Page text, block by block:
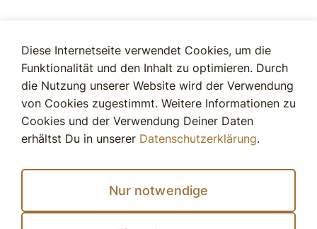
Diese Internetseite verwendet Cookies, um die
Funktionalität und den Inhalt zu optimieren. Durch
die Nutzung unserer Website wird der Verwendung
von Cookies zugestimmt. Weitere Informationen zu
Cookies und der Verwendung Deiner Daten
erhältst Du in unserer Datenschutzerklärung.
Nur notwendige